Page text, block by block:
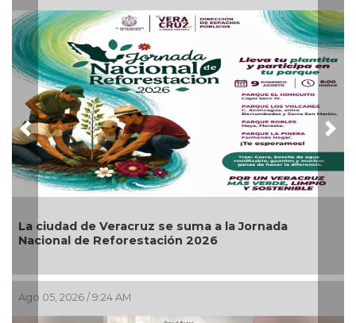
se suma a la Jornada
2026
AM
Invita
Previous